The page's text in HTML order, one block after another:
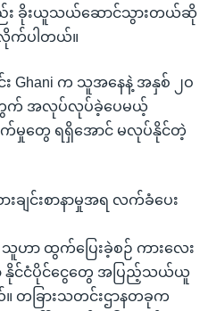
ည်း ခိုးယူသယ်ဆောင်သွားတယ်ဆို
က်ပါတယ်။
Ghani က သူအနေနဲ့ အနှစ် ၂ဝ
က် အလုပ်လုပ်ခဲ့ပေမယ့်
မှုတွေ ရရှိအောင် မလုပ်နိုင်တဲ့
ျင်းစာနာမှုအရ လက်ခံပေး
သူဟာ ထွက်ပြေးခဲ့စဉ် ကားလေး
နိုင်ငံပိုင်ငွေတွေ အပြည့်သယ်ယူ
တခြားသတင်းဌာနတခုက